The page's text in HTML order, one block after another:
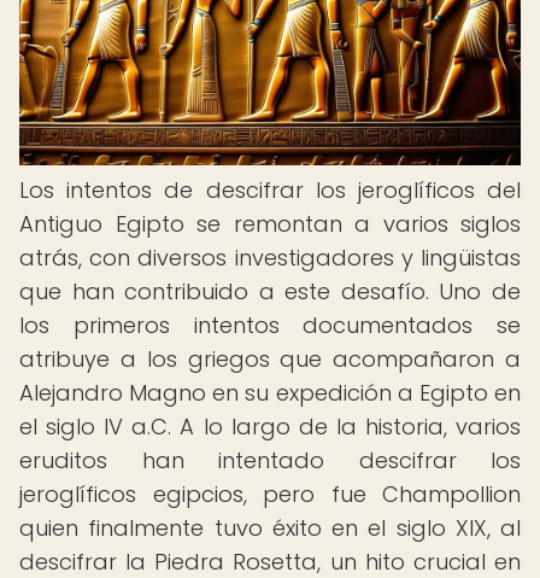
Los intentos de descifrar los jeroglíficos del
Antiguo Egipto se remontan a varios siglos
atrás, con diversos investigadores y lingüistas
que han contribuido a este desafío. Uno de
los primeros intentos documentados se
atribuye a los griegos que acompañaron a
Alejandro Magno en su expedición a Egipto en
el siglo IV a.C. A lo largo de la historia, varios
eruditos han intentado descifrar los
jeroglíficos egipcios, pero fue Champollion
quien finalmente tuvo éxito en el siglo XIX, al
descifrar la Piedra Rosetta, un hito crucial en